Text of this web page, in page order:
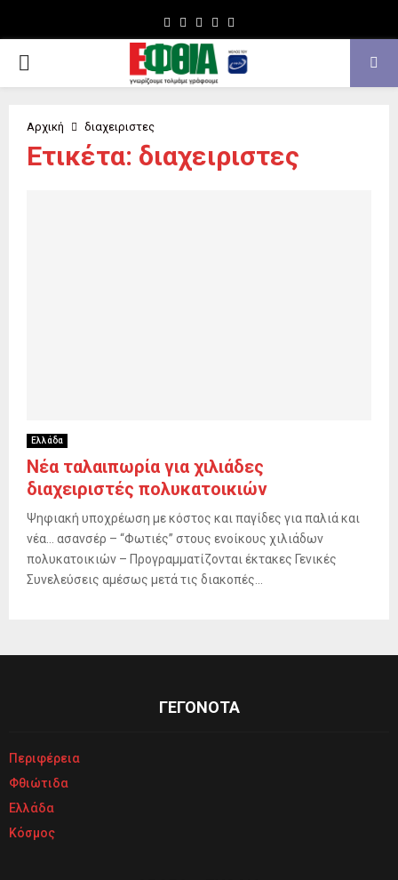
Facebook
TwitterInstagram
Youtube
PRIMARY
Αρχική διαχειριστες
Ετικέτα: διαχειριστες
Ελλάδα
Νέα ταλαιπωρία για χιλιάδες
διαχειριστές πολυκατοικιών
Ψηφιακή υποχρέωση με κόστος και παγίδες για παλιά και
νέα… ασανσέρ – “Φωτιές” στους ενοίκους χιλιάδων
πολυκατοικιών – Προγραμματίζονται έκτακες Γενικές
Συνελεύσεις αμέσως μετά τις διακοπές...
ΓΕΓΟΝΟΤΑ
Περιφέρεια
Φθιώτιδα
Ελλάδα
Κόσμος